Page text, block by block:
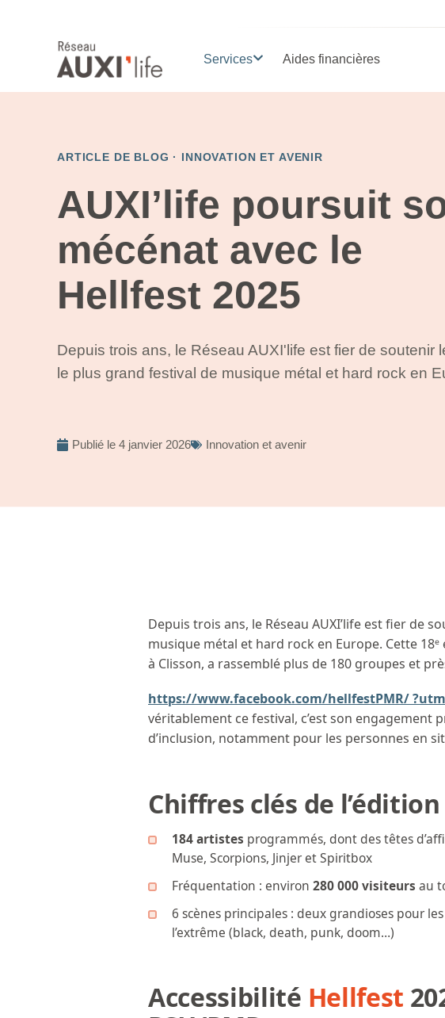
Services Aides financières
ARTICLE DE BLOG · INNOVATION ET AVENIR
AUXI’life poursuit
mécénat avec le
Hellfest 2025
Depuis trois ans, le Réseau AUXI'life est fier de soutenir
le plus grand festival de musique métal et hard rock en
Publié le 4 janvier 2026 Innovation et avenir
Depuis trois ans, le Réseau AUXI’life est fier de
musique métal et hard rock en Europe. Cette
à Clisson, a rassemblé plus de 180 groupes et
https://www.facebook.com/hellfestPMR/
véritablement ce festival, c’est son engagement
d’inclusion, notamment pour les personnes en
Chiffres clés de l’édition
184 artistes programmés, dont des têtes
Muse, Scorpions, Jinjer et Spiritbox
Fréquentation : environ 280 000 visiteurs au
6 scènes principales : deux grandioses pour
l’extrême (black, death, punk, doom…)
Accessibilité Hellfest